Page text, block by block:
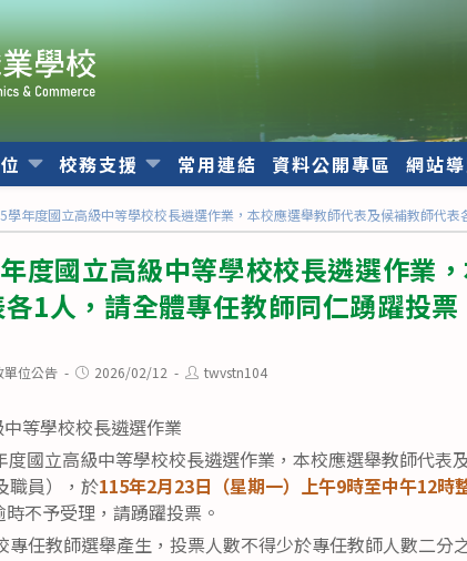
校務支援 常用連結 資料公開專區 網站
學年度國立高級中等學校校長遴選作業，本校應選舉教師代表及候補教師代表
度國立高級中等學校校長遴選作業
1人，請全體專任教師同仁踴躍投票
單位公告
Post2026/02/12
Posttwvstn104
等學校校長遴選作業
度國立高級中等學校校長遴選作業，本校應選舉教師代表
職員），於115年2月23日（星期一）上午9時至中午12時
時不予受理，請踴躍投票。
任教師選舉產生，投票人數不得少於專任教師人數二分